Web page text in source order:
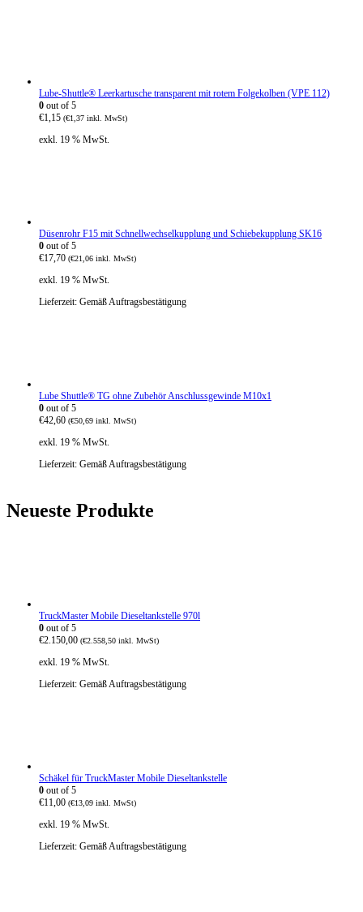
Lube-Shuttle® Leerkartusche transparent mit rotem Folgekolben (VPE 112)
0 out of 5
€1,15 (€1,37 inkl. MwSt)
exkl. 19 % MwSt.
Düsenrohr F15 mit Schnellwechselkupplung und Schiebekupplung SK16
0 out of 5
€17,70 (€21,06 inkl. MwSt)
exkl. 19 % MwSt.
Lieferzeit: Gemäß Auftragsbestätigung
Lube Shuttle® TG ohne Zubehör Anschlussgewinde M10x1
0 out of 5
€42,60 (€50,69 inkl. MwSt)
exkl. 19 % MwSt.
Lieferzeit: Gemäß Auftragsbestätigung
Neueste Produkte
TruckMaster Mobile Dieseltankstelle 970l
0 out of 5
€2.150,00 (€2.558,50 inkl. MwSt)
exkl. 19 % MwSt.
Lieferzeit: Gemäß Auftragsbestätigung
Schäkel für TruckMaster Mobile Dieseltankstelle
0 out of 5
€11,00 (€13,09 inkl. MwSt)
exkl. 19 % MwSt.
Lieferzeit: Gemäß Auftragsbestätigung